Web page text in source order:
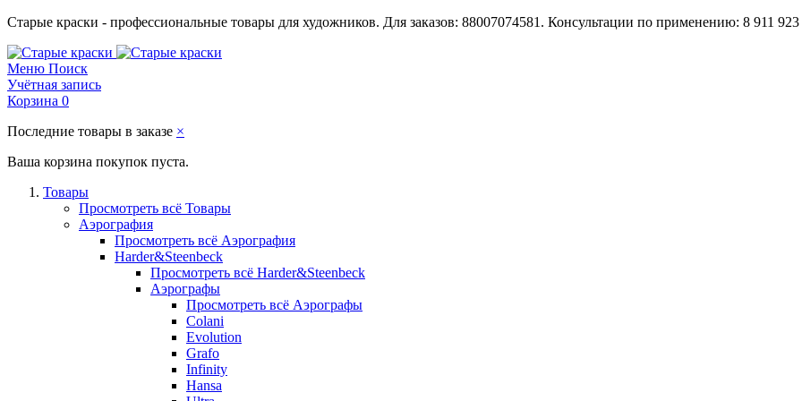
Старые краски - профессиональные товары для художников. Для заказов: 88007074581. Консультации по применению: 8 911 923
Меню Поиск
Учётная запись
Корзина 0
Последние товары в заказе ×
Ваша корзина покупок пуста.
Товары
Просмотреть всё Товары
Аэрография
Просмотреть всё Аэрография
Harder&Steenbeck
Просмотреть всё Harder&Steenbeck
Аэрографы
Просмотреть всё Аэрографы
Colani
Evolution
Grafo
Infinity
Hansa